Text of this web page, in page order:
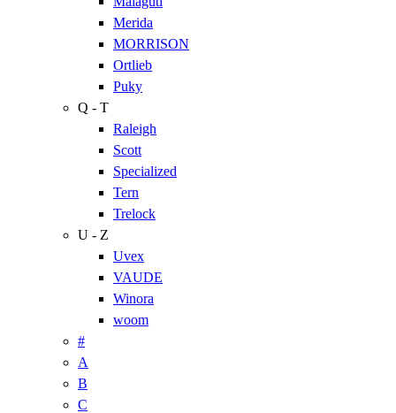
Merida
MORRISON
Ortlieb
Puky
Q - T
Raleigh
Scott
Specialized
Tern
Trelock
U - Z
Uvex
VAUDE
Winora
woom
#
A
B
C